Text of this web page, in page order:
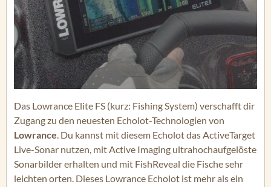
Das Lowrance Elite FS (kurz: Fishing System) verschafft dir
Zugang zu den neuesten Echolot-Technologien von
Lowrance. Du kannst mit diesem Echolot das ActiveTarget
Live-Sonar nutzen, mit Active Imaging ultrahochaufgelöste
Sonarbilder erhalten und mit FishReveal die Fische sehr
leichten orten. Dieses Lowrance Echolot ist mehr als ein